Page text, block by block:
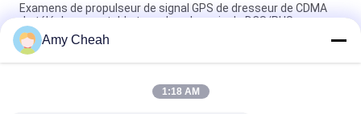
Examens de propulseur de signal GPS de dresseur de CDMA
de téléphone portable tenu dans la main de DCS/PHS
28 bandes Brouilleur de téléphone portable WIFI GPS UHF VHF
315 433 12 mois de garantie
Téléphone mobile à fréquence complète WIFI GPS UHF VHF
Amy Cheah
1:18 AM